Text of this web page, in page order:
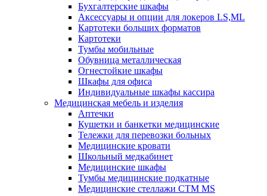
Бухгалтерские шкафы
Аксессуары и опции для локеров LS,ML
Картотеки больших форматов
Картотеки
Тумбы мобильные
Обувница металлическая
Огнестойкие шкафы
Шкафы для офиса
Индивидуальные шкафы кассира
Медицинская мебель и изделия
Аптечки
Кушетки и банкетки медицинские
Тележки для перевозки больных
Медицинские кровати
Школьный медкабинет
Медицинские шкафы
Тумбы медицинские подкатные
Медицинские стеллажи CTM MS